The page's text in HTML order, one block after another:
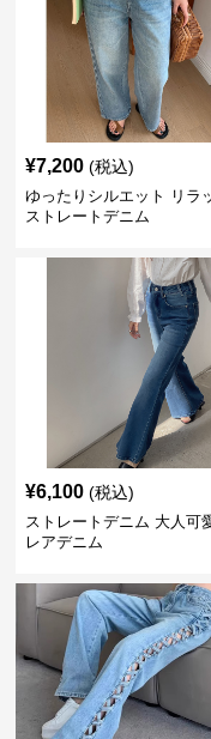
¥7,200 (税込)
ゆったりシルエット リラ
ストレートデニム
¥6,100 (税込)
ストレートデニム 大人可
レアデニム